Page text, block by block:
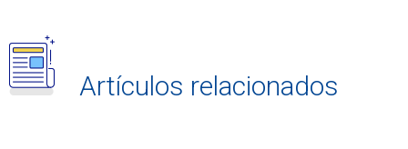
Artículos relacionados